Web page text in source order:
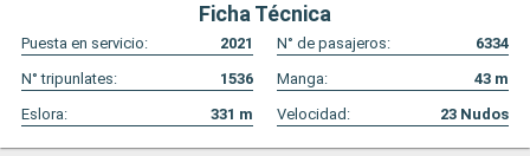
Ficha Técnica
Puesta en servicio: 2021 N° de pasajeros:
6334
N° tripunlates:
1536 Manga: 43 m
Eslora:
331 m Velocidad: 23 Nudos